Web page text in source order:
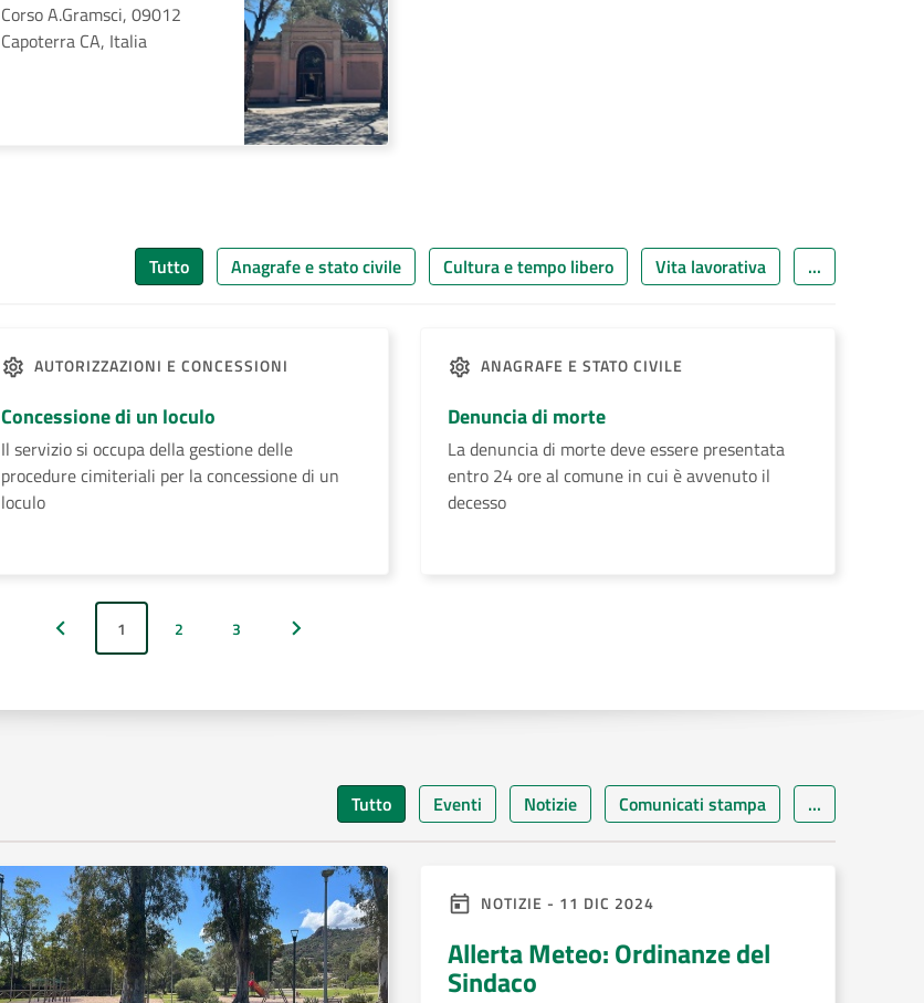
Corso A.Gramsci, 09012
Capoterra CA, Italia
Tutto Anagrafe e stato civile Cultura e tempo libero Vita lavorativa ...
AUTORIZZAZIONI E CONCESSIONI
Concessione di un loculo
Il servizio si occupa della gestione delle
procedure cimiteriali per la concessione di un
loculo
ANAGRAFE E STATO CIVILE
Denuncia di morte
La denuncia di morte deve essere presentata
entro 24 ore al comune in cui è avvenuto il
decesso
Pagina precedente
1 2 3 Pagina successiva
Tutto Eventi Notizie Comunicati stampa ...
NOTIZIE - 11 DIC 2024
Allerta Meteo: Ordinanze del
Sindaco